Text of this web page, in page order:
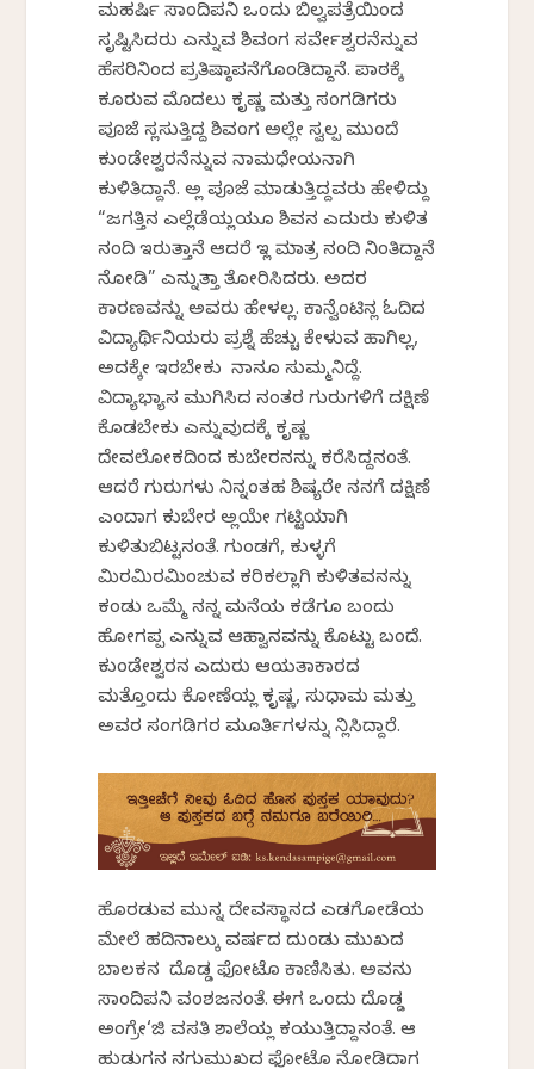
ಮಹರ್ಷಿ ಸಾಂದಿಪನಿ ಒಂದು ಬಿಲ್ವಪತ್ರೆಯಿಂದ
ಸೃಷ್ಟಿಸಿದರು ಎನ್ನುವ ಶಿವಲಿಂಗ ಸರ್ವೇಶ್ವರನೆನ್ನುವ
ಹೆಸರಿನಿಂದ ಪ್ರತಿಷ್ಠಾಪನೆಗೊಂಡಿದ್ದಾನೆ. ಪಾಠಕ್ಕೆ
ಕೂರುವ ಮೊದಲು ಕೃಷ್ಣ ಮತ್ತು ಸಂಗಡಿಗರು
ಪೂಜೆ ಸಲ್ಲಿಸುತ್ತಿದ್ದ ಶಿವಲಿಂಗ ಅಲ್ಲೇ ಸ್ವಲ್ಪ ಮುಂದೆ
ಕುಂಡೇಶ್ವರನೆನ್ನುವ ನಾಮಧೇಯನಾಗಿ
ಕುಳಿತಿದ್ದಾನೆ. ಅಲ್ಲಿ ಪೂಜೆ ಮಾಡುತ್ತಿದ್ದವರು ಹೇಳಿದ್ದು
“ಜಗತ್ತಿನ ಎಲ್ಲೆಡೆಯಲ್ಲಿಯೂ ಶಿವನ ಎದುರು ಕುಳಿತ
ನಂದಿ ಇರುತ್ತಾನೆ ಆದರೆ ಇಲ್ಲಿ ಮಾತ್ರ ನಂದಿ ನಿಂತಿದ್ದಾನೆ
ನೋಡಿ” ಎನ್ನುತ್ತಾ ತೋರಿಸಿದರು. ಅದರ
ಕಾರಣವನ್ನು ಅವರು ಹೇಳಲಿಲ್ಲ. ಕಾನ್ವೆಂಟಿನಲ್ಲಿ ಓದಿದ
ವಿದ್ಯಾರ್ಥಿನಿಯರು ಪ್ರಶ್ನೆ ಹೆಚ್ಚು ಕೇಳುವ ಹಾಗಿಲ್ಲ,
ಅದಕ್ಕೇ ಇರಬೇಕು ನಾನೂ ಸುಮ್ಮನಿದ್ದೆ.
ವಿದ್ಯಾಭ್ಯಾಸ ಮುಗಿಸಿದ ನಂತರ ಗುರುಗಳಿಗೆ ದಕ್ಷಿಣೆ
ಕೊಡಬೇಕು ಎನ್ನುವುದಕ್ಕೆ ಕೃಷ್ಣ
ದೇವಲೋಕದಿಂದ ಕುಬೇರನನ್ನು ಕರೆಸಿದ್ದನಂತೆ.
ಆದರೆ ಗುರುಗಳು ನಿನ್ನಂತಹ ಶಿಷ್ಯರೇ ನನಗೆ ದಕ್ಷಿಣೆ
ಎಂದಾಗ ಕುಬೇರ ಅಲ್ಲಿಯೇ ಗಟ್ಟಿಯಾಗಿ
ಕುಳಿತುಬಿಟ್ಟನಂತೆ. ಗುಂಡಗೆ, ಕುಳ್ಳಗೆ
ಮಿರಮಿರಮಿಂಚುವ ಕರಿಕಲ್ಲಾಗಿ ಕುಳಿತವನನ್ನು
ಕಂಡು ಒಮ್ಮೆ ನನ್ನ ಮನೆಯ ಕಡೆಗೂ ಬಂದು
ಹೋಗಪ್ಪ ಎನ್ನುವ ಆಹ್ವಾನವನ್ನು ಕೊಟ್ಟು ಬಂದೆ.
ಕುಂಡೇಶ್ವರನ ಎದುರು ಆಯತಾಕಾರದ
ಮತ್ತೊಂದು ಕೋಣೆಯಲ್ಲಿ ಕೃಷ್ಣ, ಸುಧಾಮ ಮತ್ತು
ಅವರ ಸಂಗಡಿಗರ ಮೂರ್ತಿಗಳನ್ನು ನಿಲ್ಲಿಸಿದ್ದಾರೆ.
ಹೊರಡುವ ಮುನ್ನ ದೇವಸ್ಥಾನದ ಎಡಗೋಡೆಯ
ಮೇಲೆ ಹದಿನಾಲ್ಕು ವರ್ಷದ ದುಂಡು ಮುಖದ
ಬಾಲಕನ ದೊಡ್ಡ ಫೋಟೊ ಕಾಣಿಸಿತು. ಅವನು
ಸಾಂದಿಪನಿ ವಂಶಜನಂತೆ. ಈಗ ಒಂದು ದೊಡ್ಡ
ಅಂಗ್ರೇ‘ಜಿ ವಸತಿ ಶಾಲೆಯಲ್ಲಿ ಕಲಿಯುತ್ತಿದ್ದಾನಂತೆ. ಆ
ಹುಡುಗನ ನಗುಮುಖದ ಫೋಟೊ ನೋಡಿದಾಗ